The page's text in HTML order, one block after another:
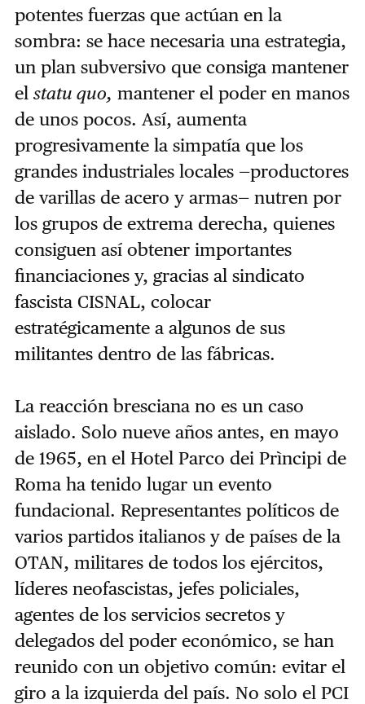
potentes fuerzas que actúan en la
sombra: se hace necesaria una estrategia,
un plan subversivo que consiga mantener
el statu quo, mantener el poder en manos
de unos pocos. Así, aumenta
progresivamente la simpatía que los
grandes industriales locales —productores
de varillas de acero y armas— nutren por
los grupos de extrema derecha, quienes
consiguen así obtener importantes
financiaciones y, gracias al sindicato
fascista CISNAL, colocar
estratégicamente a algunos de sus
militantes dentro de las fábricas.
La reacción bresciana no es un caso
aislado. Solo nueve años antes, en mayo
de 1965, en el Hotel Parco dei Prìncipi de
Roma ha tenido lugar un evento
fundacional. Representantes políticos de
varios partidos italianos y de países de la
OTAN, militares de todos los ejércitos,
líderes neofascistas, jefes policiales,
agentes de los servicios secretos y
delegados del poder económico, se han
reunido con un objetivo común: evitar el
giro a la izquierda del país. No solo el PCI